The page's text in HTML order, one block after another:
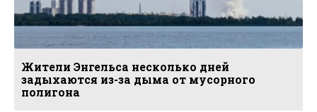
Жители Энгельса несколько дней
задыхаются из-за дыма от мусорного
полигона